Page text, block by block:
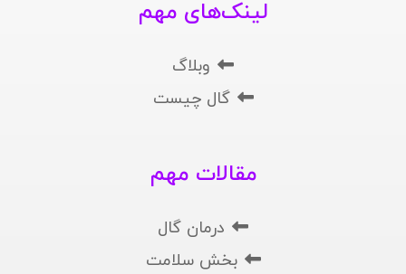
لینک‌های مهم
وبلاگ
گال چیست
مقالات مهم
درمان گال
بخش سلامت